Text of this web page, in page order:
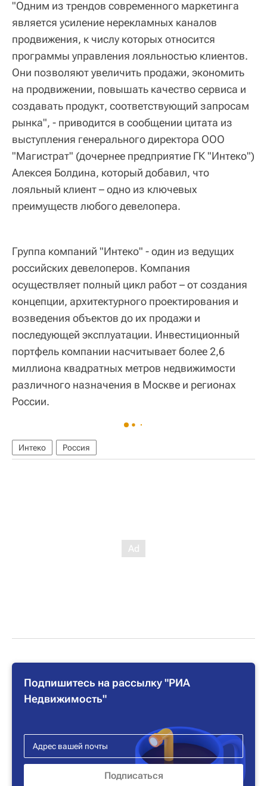
"Одним из трендов современного маркетинга
является усиление нерекламных каналов
продвижения, к числу которых относится
программы управления лояльностью клиентов.
Они позволяют увеличить продажи, экономить
на продвижении, повышать качество сервиса и
создавать продукт, соответствующий запросам
рынка", - приводится в сообщении цитата из
выступления генерального директора ООО
"Магистрат" (дочернее предприятие ГК "Интеко")
Алексея Болдина, который добавил, что
лояльный клиент – одно из ключевых
преимуществ любого девелопера.
Группа компаний "Интеко" - один из ведущих
российских девелоперов. Компания
осуществляет полный цикл работ – от создания
концепции, архитектурного проектирования и
возведения объектов до их продажи и
последующей эксплуатации. Инвестиционный
портфель компании насчитывает более 2,6
миллиона квадратных метров недвижимости
различного назначения в Москве и регионах
России.
Интеко Россия
Подпишитесь на рассылку "РИА
Недвижимость"